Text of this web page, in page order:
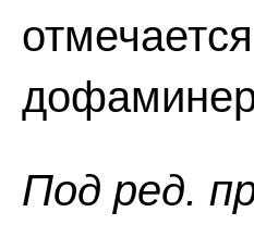
Пoд peд.